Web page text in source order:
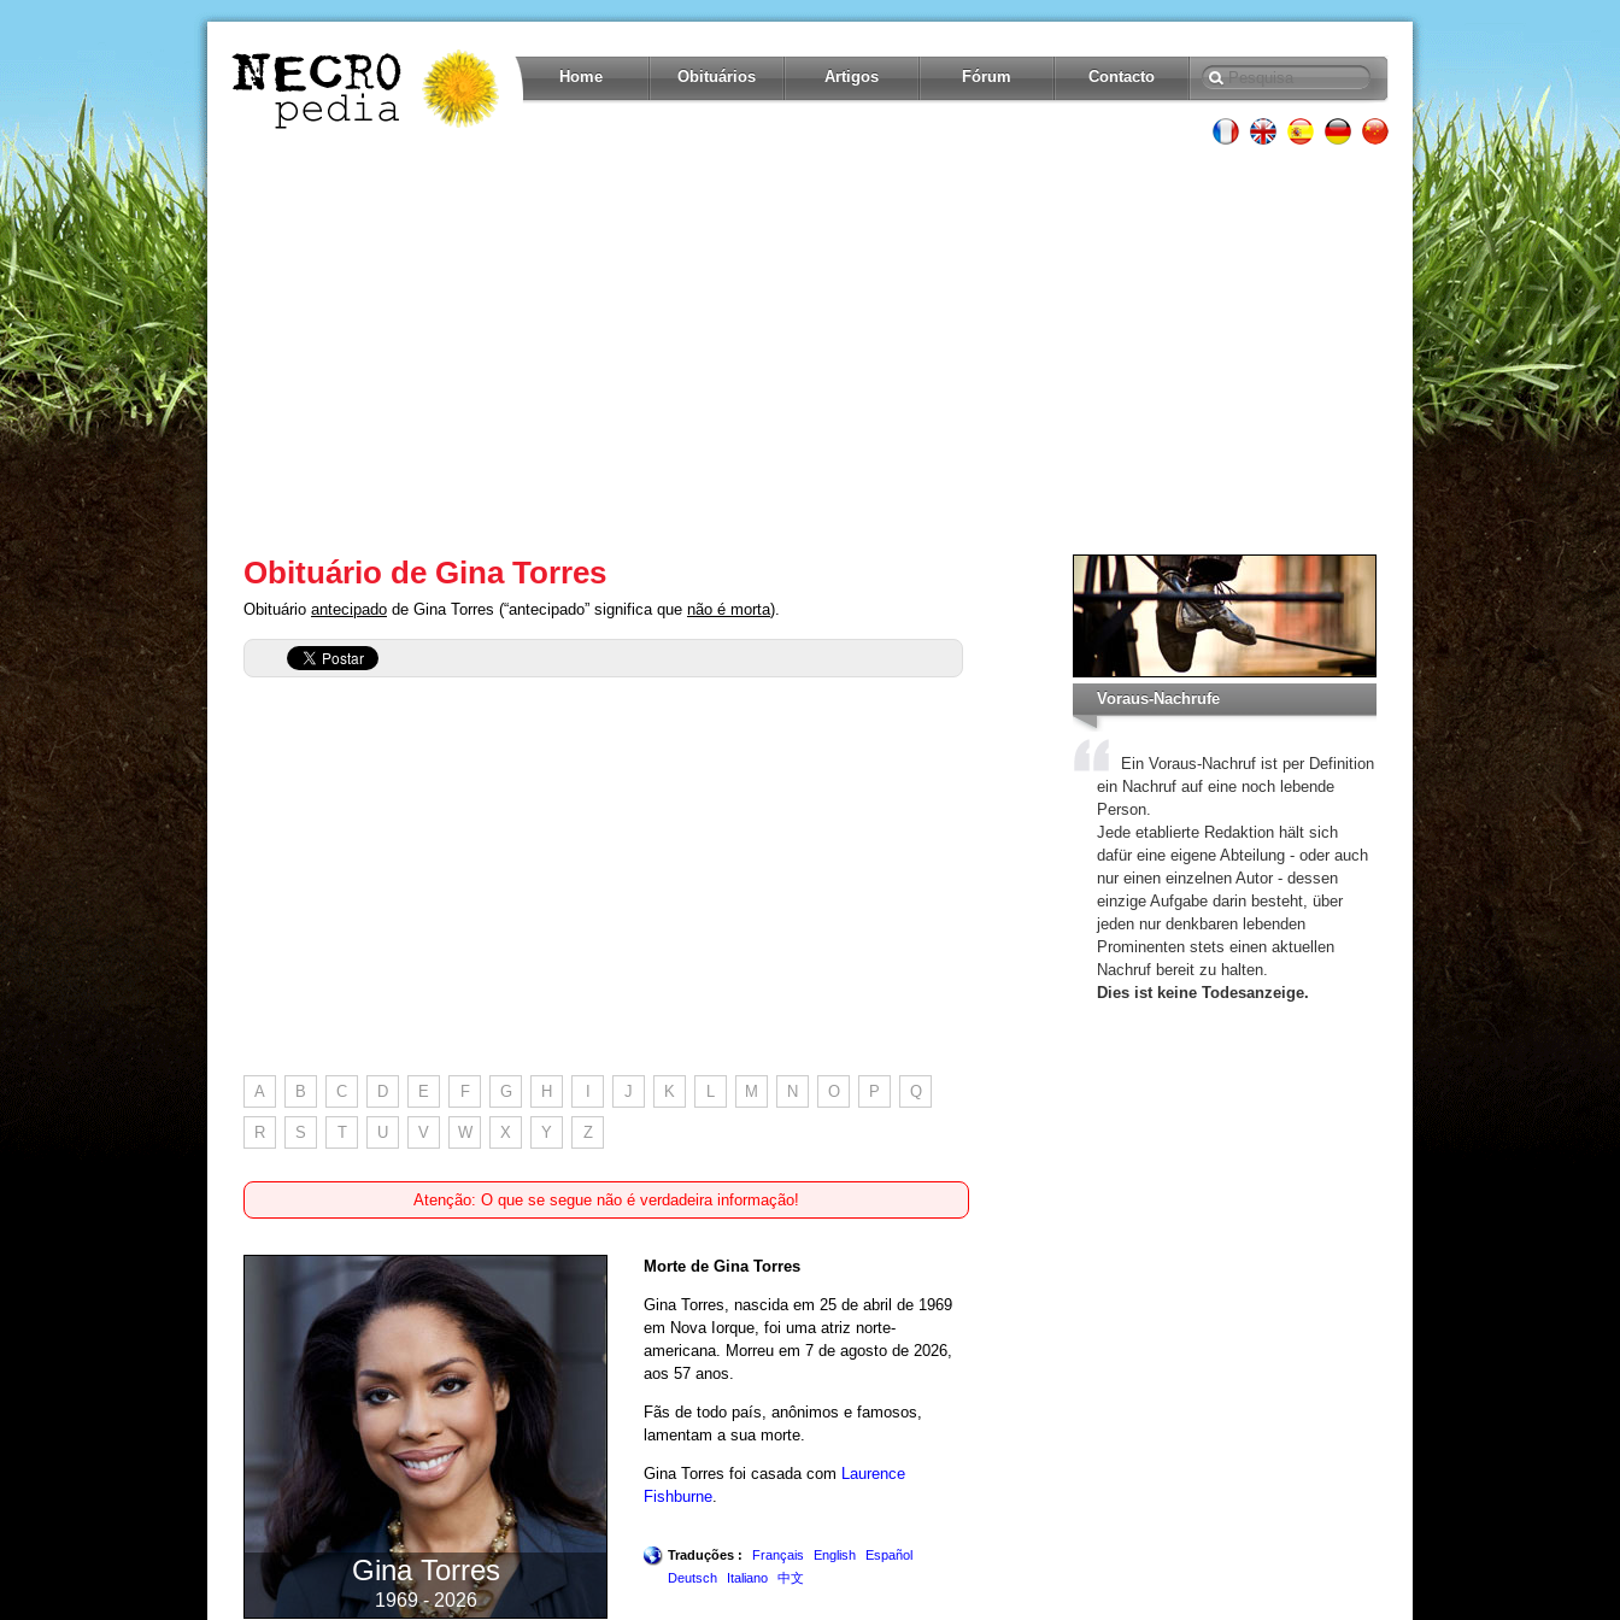
Home Obituários Artigos Fórum Contacto
Obituário de Gina Torres
Obituário antecipado de Gina Torres (“antecipado” significa que não é morta).
A B C D E F G H J K L M N O P Q
R S T U V W X Y Z
Atenção: O que se segue não é verdadeira informação!
Gina Torres
1969 - 2026
Morte de Gina Torres
Gina Torres, nascida em 25 de abril de 1969
em Nova Iorque, foi uma atriz norte-
americana. Morreu em 7 de agosto de 2026,
aos 57 anos.
Fãs de todo país, anônimos e famosos,
lamentam a sua morte.
Gina Torres foi casada com
Laurence
Fishburne
Traduções : Français English
Español
Deutsch
Italiano 中文
Voraus-Nachrufe
Ein Voraus-Nachruf ist per Definition
ein Nachruf auf eine noch lebende
Person.
Jede etablierte Redaktion hält sich
dafür eine eigene Abteilung - oder auch
nur einen einzelnen Autor - dessen
einzige Aufgabe darin besteht, über
jeden nur denkbaren lebenden
Prominenten stets einen aktuellen
Nachruf bereit zu halten.
Dies ist keine Todesanzeige.